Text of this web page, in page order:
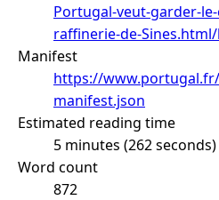
Portugal-veut-garder-
raffinerie-de-
Manifest
https://
manifest.json
Estimated reading time
5 minutes (262 seconds)
Word count
872